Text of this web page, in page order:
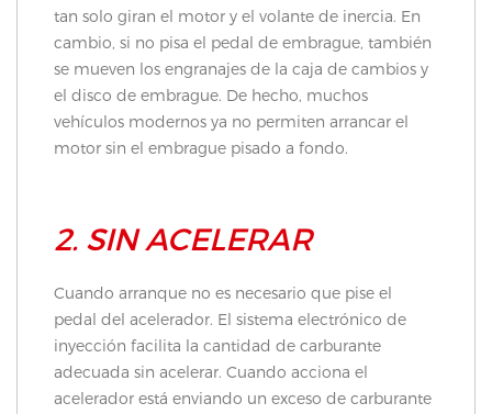
tan solo giran el motor y el volante de inercia. En
cambio, si no pisa el pedal de embrague, también
se mueven los engranajes de la caja de cambios y
el disco de embrague. De hecho, muchos
vehículos modernos ya no permiten arrancar el
motor sin el embrague pisado a fondo.
2. SIN ACELERAR
Cuando arranque no es necesario que pise el
pedal del acelerador. El sistema electrónico de
inyección facilita la cantidad de carburante
adecuada sin acelerar. Cuando acciona el
acelerador está enviando un exceso de carburante